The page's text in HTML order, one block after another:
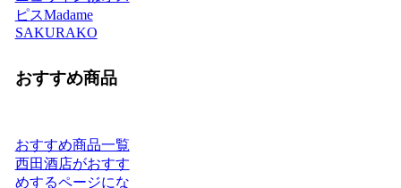
ピスMadame
SAKURAKO
おすすめ商品
おすすめ商品一覧
西田酒店がおすす
めするページにな